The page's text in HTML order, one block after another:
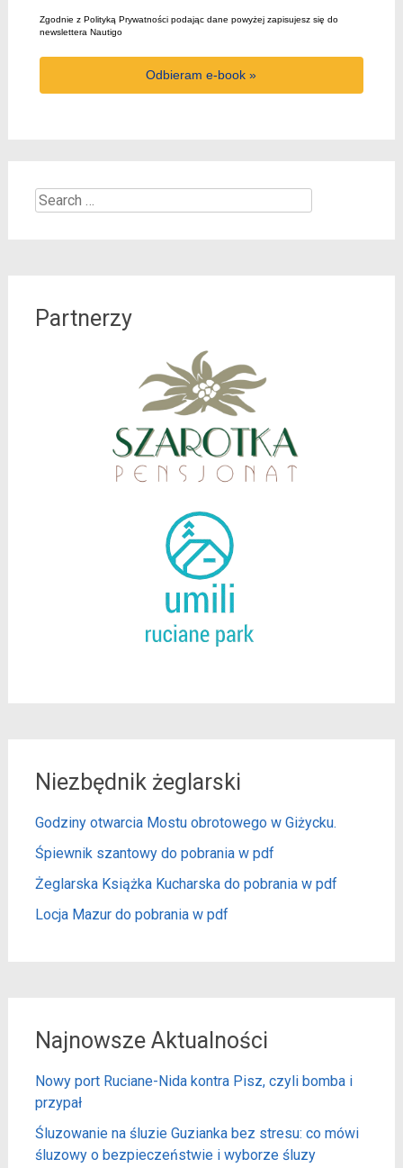
Zgodnie z Polityką Prywatności podając dane powyżej zapisujesz się do
newslettera Nautigo
Odbieram e-book »
Search
Partnerzy
Niezbędnik żeglarski
Godziny otwarcia Mostu obrotowego w Giżycku.
Śpiewnik szantowy do pobrania w pdf
Żeglarska Książka Kucharska do pobrania w pdf
Locja Mazur do pobrania w pdf
Najnowsze Aktualności
Nowy port Ruciane-Nida kontra Pisz, czyli bomba i
przypał
Śluzowanie na śluzie Guzianka bez stresu: co mówi
śluzowy o bezpieczeństwie i wyborze śluzy